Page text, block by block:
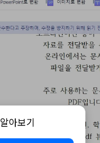
아보기